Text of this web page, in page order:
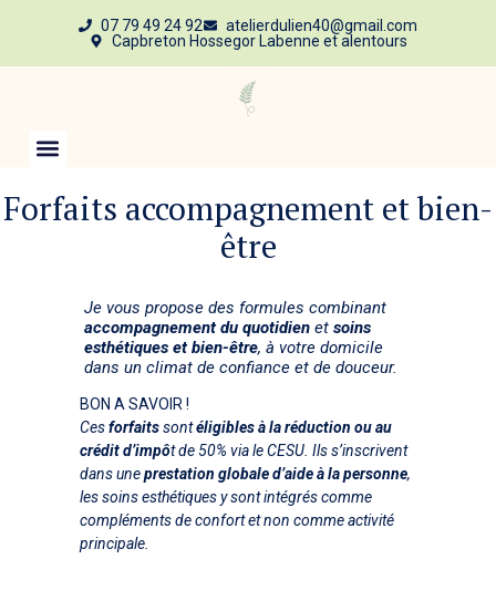
07 79 49 24 92
atelierdulien40@gmail.com
Capbreton Hossegor Labenne et alentours
Forfaits accompagnement et bien-
être
Je vous propose des formules combinant
accompagnement du quotidienet soins
esthétiques et bien-être, à votre domicile
dans un climat de confiance et de douceur.
BON A SAVOIR !
Cesforfaitssontéligibles à la réduction ou au
crédit d’impôt de 50% via le CESU . Ils s’inscrivent
dans uneprestation globale d’aide à la personne,
les soins esthétiques y sont intégrés comme
compléments de confortet non comme activité
principale.